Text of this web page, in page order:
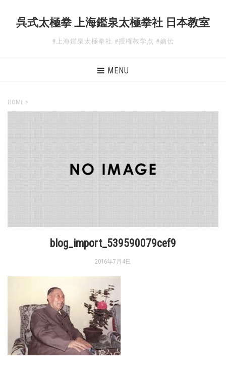
呉式太極拳 上海鑑泉太極拳社 日本教室
#上海鑑泉太極拳社 #授権教学点 #嫡伝
MENU
HOME >
blog_import_539590079cef9
2016年7月4日